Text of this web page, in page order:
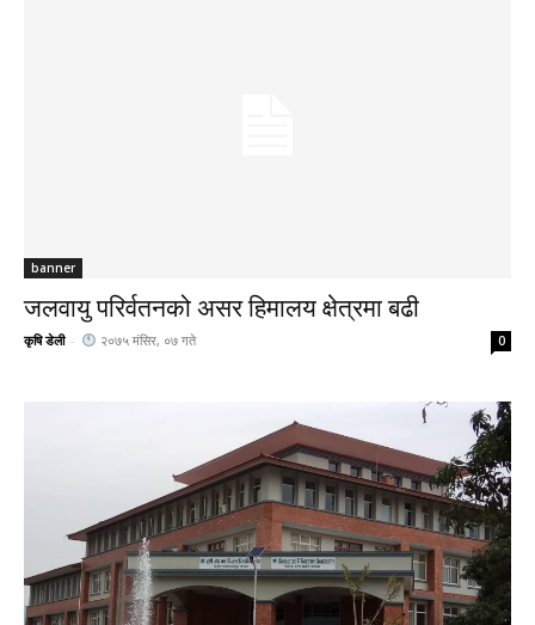
banner
जलवायु परिर्वतनको असर हिमालय क्षेत्रमा बढी
कृषि डेली - २०७५ मंसिर, ०७ गते 0